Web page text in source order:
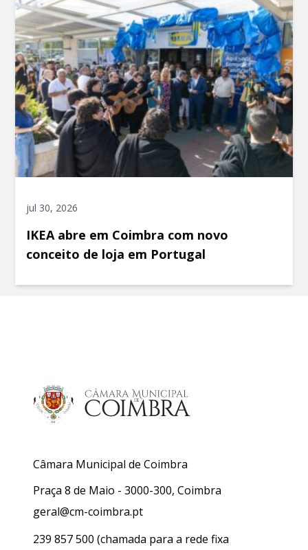
jul 30, 2026
IKEA abre em Coimbra com novo
conceito de loja em Portugal
Câmara Municipal de Coimbra
Praça 8 de Maio - 3000-300, Coimbra
geral@cm-coimbra.pt
239 857 500 (chamada para a rede fixa